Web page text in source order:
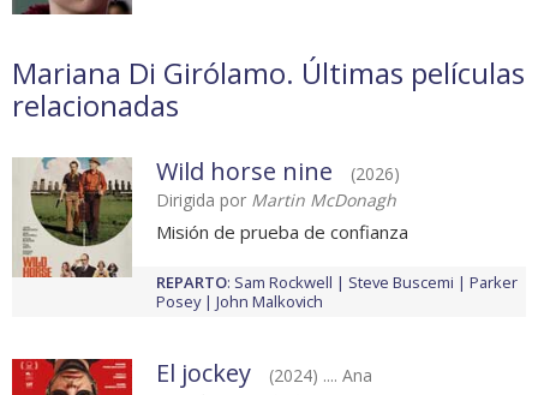
Mariana Di Girólamo. Últimas películas
relacionadas
Wild horse nine
(2026)
Dirigida por Martin McDonagh
Misión de prueba de confianza
REPARTO: Sam Rockwell Steve Buscemi
Parker
Posey
John Malkovich
El jockey
(2024) .... Ana